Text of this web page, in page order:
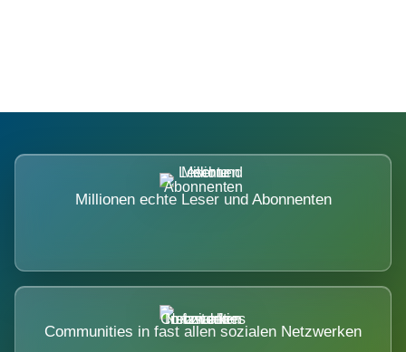
Millionen echte Leser und Abonnenten
Communities in fast allen sozialen Netzwerken